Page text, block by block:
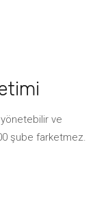
ve
şube farketmez.